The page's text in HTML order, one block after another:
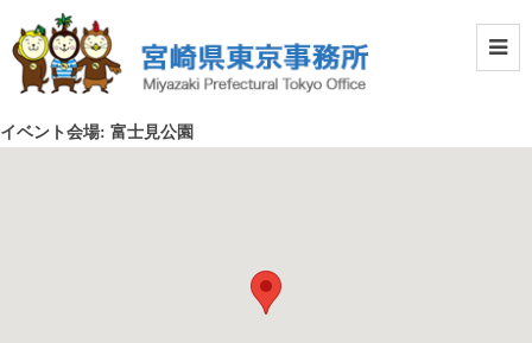
イベント会場: 富士見公園